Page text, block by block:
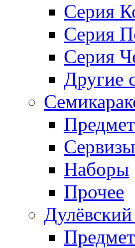
Серия
Серия
Серия
Другие
Сервизы
Наборы
Прочее